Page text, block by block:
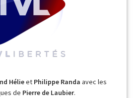
Hélieet Philippe Randa avec les
de Pierre de Laubier.